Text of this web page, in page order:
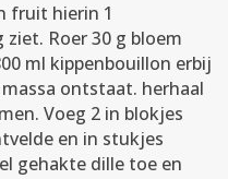
fruit hierin 1
Roer 30 g bloem
ml kippenbouillon erbij
ontstaat. herhaal
Voeg 2 in blokjes
en in stukjes
gehakte dille toe en